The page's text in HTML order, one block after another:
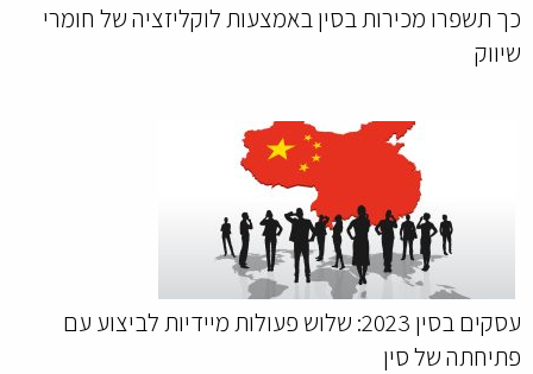
כך תשפרו מכירות בסין באמצעות לוקליזציה של חומרי
שיווק
עסקים בסין 2023: שלוש פעולות מיידיות לביצוע עם
פתיחתה של סין